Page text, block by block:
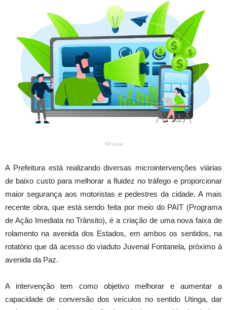
SB post
A Prefeitura está realizando diversas microintervenções viárias
de baixo custo para melhorar a fluidez no tráfego e proporcionar
maior segurança aos motoristas e pedestres da cidade. A mais
recente obra, que está sendo feita por meio do PAIT (Programa
de Ação Imediata no Trânsito), é a criação de uma nova faixa de
rolamento na avenida dos Estados, em ambos os sentidos, na
rotatório que dá acesso do viaduto Juvenal Fontanela, próximo à
avenida da Paz.
A intervenção tem como objetivo melhorar e aumentar a
capacidade de conversão dos veículos no sentido Utinga, dar